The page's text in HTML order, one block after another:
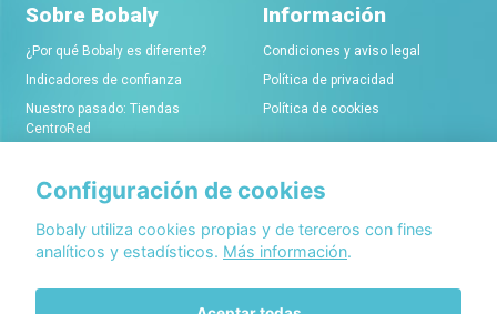
Sobre Bobaly
¿Por qué Bobaly es diferente?
Indicadores de confianza
Nuestro pasado: Tiendas
CentroRed
Información
Condiciones y aviso legal
Política de privacidad
Política de cookies
Comerciantes
Alta de tiendas online
Condiciones de alta
Conócenos
Acerca de Bobaly Partners
Partner eCommerce
Configuración de cookies
Bobaly utiliza cookies propias y de terceros con fines
analíticos y estadísticos. Más información.